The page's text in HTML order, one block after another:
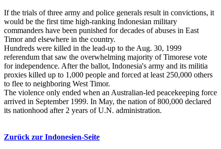
If the trials of three army and police generals result in convictions, it
would be the first time high-ranking Indonesian military
commanders have been punished for decades of abuses in East
Timor and elsewhere in the country.
Hundreds were killed in the lead-up to the Aug. 30, 1999
referendum that saw the overwhelming majority of Timorese vote
for independence. After the ballot, Indonesia's army and its militia
proxies killed up to 1,000 people and forced at least 250,000 others
to flee to neighboring West Timor.
The violence only ended when an Australian-led peacekeeping force
arrived in September 1999. In May, the nation of 800,000 declared
its nationhood after 2 years of U.N. administration.
Zurück zur Indonesien-Seite